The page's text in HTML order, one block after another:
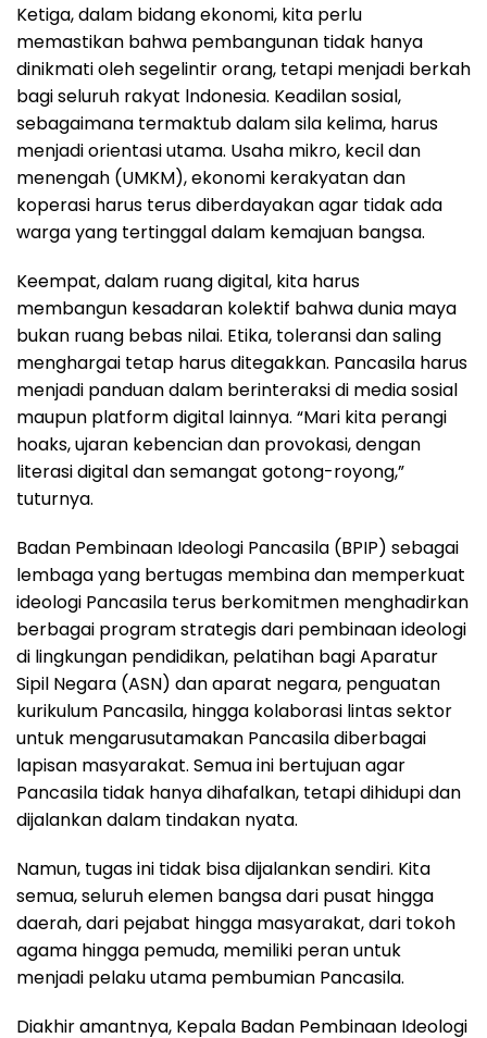
Ketiga, dalam bidang ekonomi, kita perlu
memastikan bahwa pembangunan tidak hanya
dinikmati oleh segelintir orang, tetapi menjadi berkah
bagi seluruh rakyat lndonesia. Keadilan sosial,
sebagaimana termaktub dalam sila kelima, harus
menjadi orientasi utama. Usaha mikro, kecil dan
menengah (UMKM), ekonomi kerakyatan dan
koperasi harus terus diberdayakan agar tidak ada
warga yang tertinggal dalam kemajuan bangsa.
Keempat, dalam ruang digital, kita harus
membangun kesadaran kolektif bahwa dunia maya
bukan ruang bebas nilai. Etika, toleransi dan saling
menghargai tetap harus ditegakkan. Pancasila harus
menjadi panduan dalam berinteraksi di media sosial
maupun platform digital lainnya. “Mari kita perangi
hoaks, ujaran kebencian dan provokasi, dengan
literasi digital dan semangat gotong-royong,”
tuturnya.
Badan Pembinaan Ideologi Pancasila (BPIP) sebagai
lembaga yang bertugas membina dan memperkuat
ideologi Pancasila terus berkomitmen menghadirkan
berbagai program strategis dari pembinaan ideologi
di lingkungan pendidikan, pelatihan bagi Aparatur
Sipil Negara (ASN) dan aparat negara, penguatan
kurikulum Pancasila, hingga kolaborasi lintas sektor
untuk mengarusutamakan Pancasila diberbagai
lapisan masyarakat. Semua ini bertujuan agar
Pancasila tidak hanya dihafalkan, tetapi dihidupi dan
dijalankan dalam tindakan nyata.
Namun, tugas ini tidak bisa dijalankan sendiri. Kita
semua, seluruh elemen bangsa dari pusat hingga
daerah, dari pejabat hingga masyarakat, dari tokoh
agama hingga pemuda, memiliki peran untuk
menjadi pelaku utama pembumian Pancasila.
Diakhir amantnya, Kepala Badan Pembinaan Ideologi